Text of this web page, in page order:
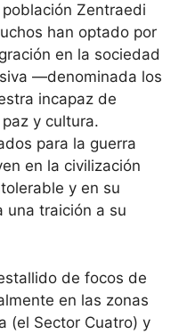
Zentraedi
han optado por
en la sociedad
—denominada los
incapaz de
y cultura.
para la guerra
en la civilización
y en su
una traición a su
de focos de
en las zonas
(el Sector Cuatro) y